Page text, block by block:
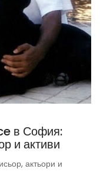
в София:
и активи
актьори и